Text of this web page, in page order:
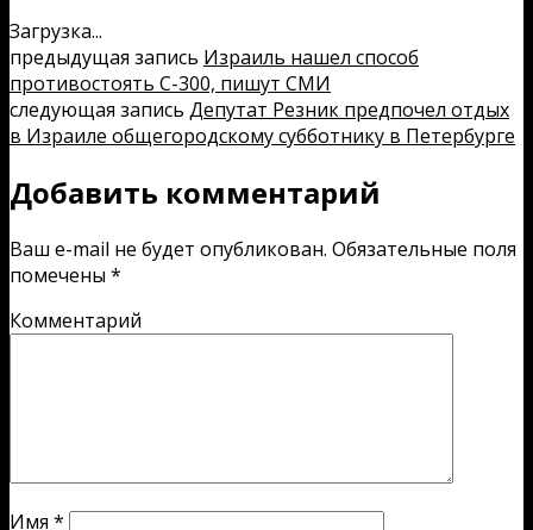
Загрузка...
предыдущая запись Израиль нашел способ
противостоять С-300, пишут СМИ
следующая запись Депутат Резник предпочел отдых
в Израиле общегородскому субботнику в Петербурге
Добавить комментарий
Ваш e-mail не будет опубликован. Обязательные поля
помечены *
Комментарий
Имя *